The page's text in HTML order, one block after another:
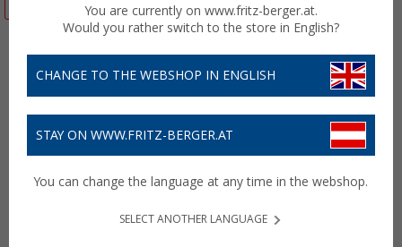
You are currently on www.fritz-berger.at.
Would you rather switch to the store in English?
CHANGE TO THE WEBSHOP IN ENGLISH
STAY ON WWW.FRITZ-BERGER.AT
You can change the language at any time in the webshop.
SELECT ANOTHER LANGUAGE